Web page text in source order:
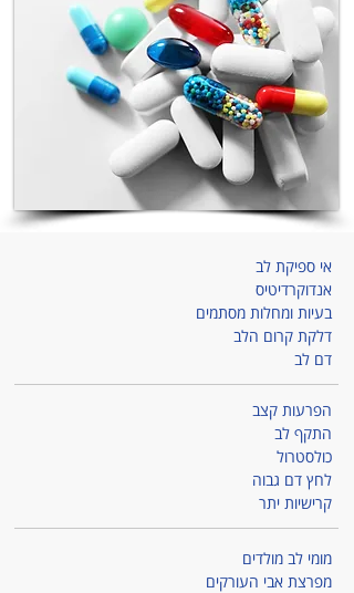
אי ספיקת לב
אנדוקרדיטיס
בעיות ומחלות מסתמים
דלקת קרום הלב
דם לב
הפרעות קצב
התקף לב
כולסטרול
לחץ דם גבוה
קרישיות יתר
מומי לב מולדים
מפרצת אבי העורקים